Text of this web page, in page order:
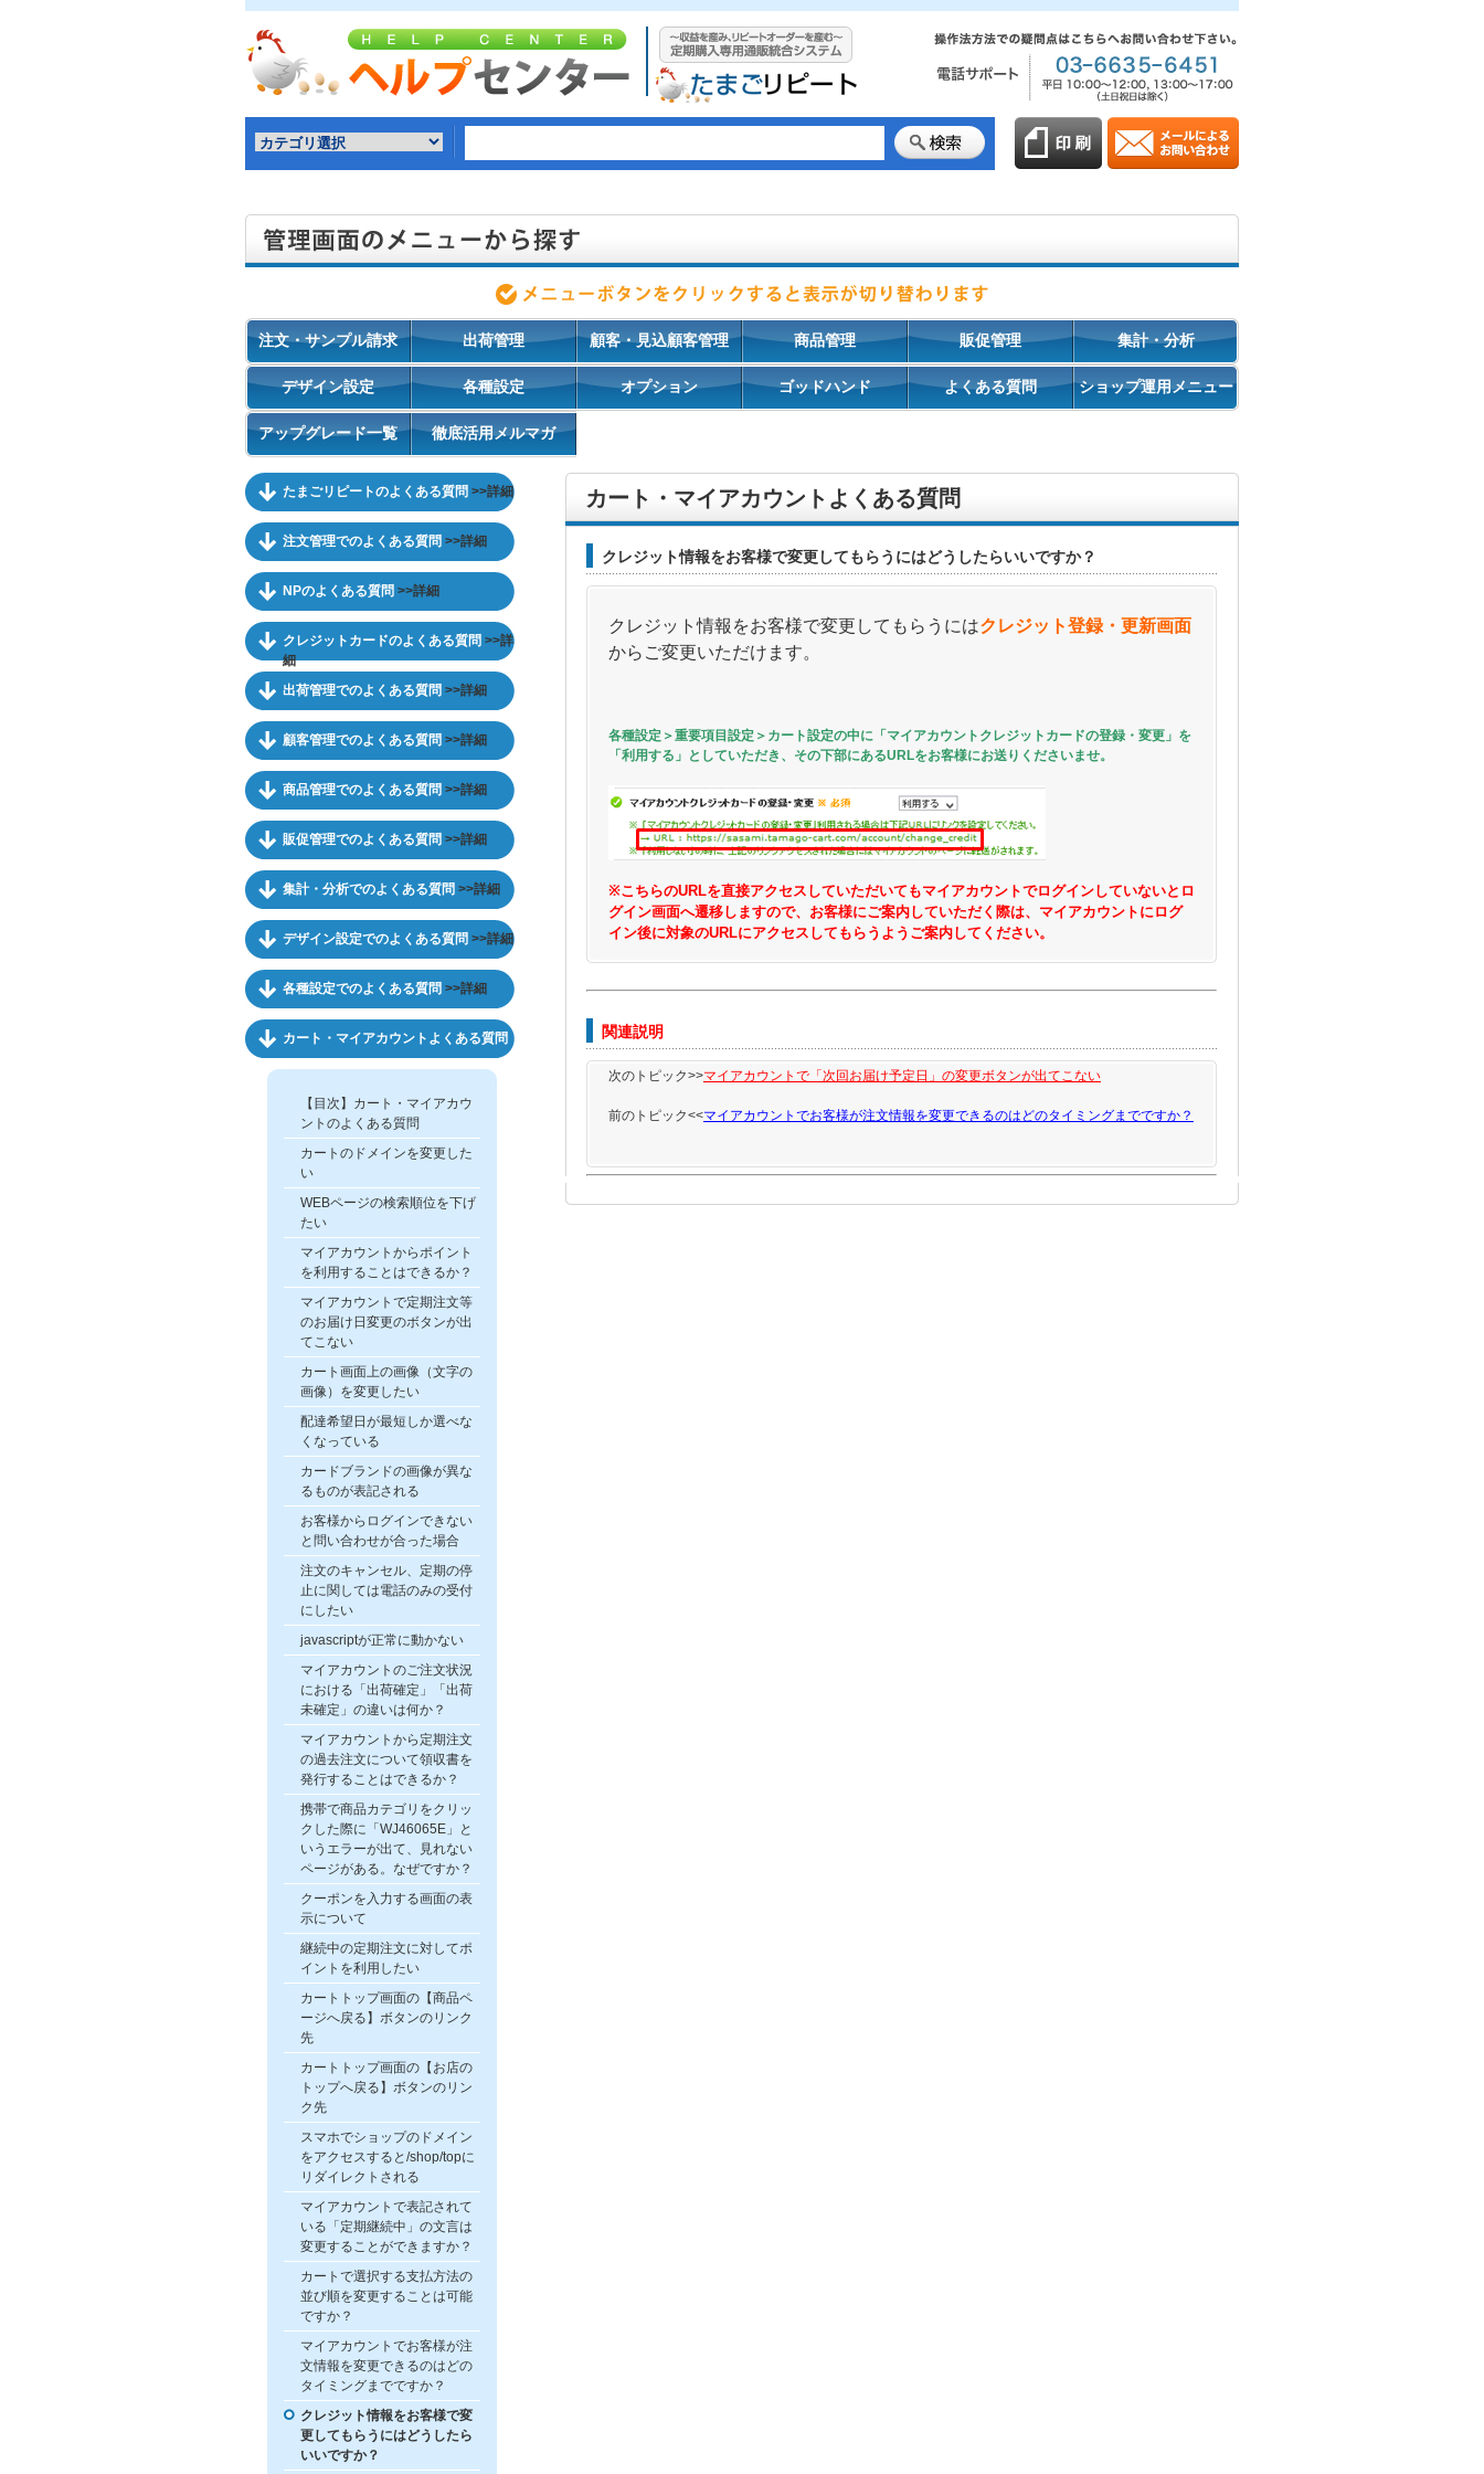
注文・サンプル請求 出荷管理 顧客・見込顧客管理 商品管理 販促管理 集計・分析
デザイン設定 各種設定 オプション ゴッドハンド よくある質問 ショップ運用メニュー
アップグレード一覧 徹底活用メルマガ
たまごリピートのよくある質問 >>詳細
注文管理でのよくある質問 >>詳細
NPのよくある質問 >>詳細
クレジットカードのよくある質問 >>詳
細
出荷管理でのよくある質問 >>詳細
顧客管理でのよくある質問 >>詳細
商品管理でのよくある質問 >>詳細
販促管理でのよくある質問 >>詳細
集計・分析でのよくある質問 >>詳細
デザイン設定でのよくある質問 >>詳細
各種設定でのよくある質問 >>詳細
カート・マイアカウントよくある質問
【目次】カート・マイアカウ
ントのよくある質問
カートのドメインを変更した
い
WEBページの検索順位を下げ
たい
マイアカウントからポイント
を利用することはできるか？
マイアカウントで定期注文等
のお届け日変更のボタンが出
てこない
カート画面上の画像（文字の
画像）を変更したい
配達希望日が最短しか選べな
くなっている
カードブランドの画像が異な
るものが表記される
お客様からログインできない
と問い合わせが合った場合
注文のキャンセル、定期の停
止に関しては電話のみの受付
にしたい
javascriptが正常に動かない
マイアカウントのご注文状況
における「出荷確定」「出荷
未確定」の違いは何か？
マイアカウントから定期注文
の過去注文について領収書を
発行することはできるか？
携帯で商品カテゴリをクリッ
クした際に「WJ46065E」と
いうエラーが出て、見れない
ページがある。なぜですか？
クーポンを入力する画面の表
示について
継続中の定期注文に対してポ
イントを利用したい
カートトップ画面の【商品ペ
ージへ戻る】ボタンのリンク
先
カートトップ画面の【お店の
トップへ戻る】ボタンのリン
ク先
スマホでショップのドメイン
をアクセスすると/shop/topに
リダイレクトされる
マイアカウントで表記されて
いる「定期継続中」の文言は
変更することができますか？
カートで選択する支払方法の
並び順を変更することは可能
ですか？
マイアカウントでお客様が注
文情報を変更できるのはどの
タイミングまでですか？
クレジット情報をお客様で変
更してもらうにはどうしたら
いいですか？
カート・マイアカウントよくある質問
クレジット情報をお客様で変更してもらうにはどうしたらいいですか？
クレジット情報をお客様で変更してもらうにはクレジット登録・更新画面
からご変更いただけます。
各種設定＞重要項目設定＞カート設定の中に「マイアカウントクレジットカードの登録・変更」を
「利用する」としていただき、その下部にあるURLをお客様にお送りくださいませ。
※こちらのURLを直接アクセスしていただいてもマイアカウントでログインしていないとロ
グイン画面へ遷移しますので、お客様にご案内していただく際は、マイアカウントにログ
イン後に対象のURLにアクセスしてもらうようご案内してください。
関連説明
次のトピック>>マイアカウントで「次回お届け予定日」の変更ボタンが出てこない
前のトピック<<マイアカウントでお客様が注文情報を変更できるのはどのタイミングまでですか？